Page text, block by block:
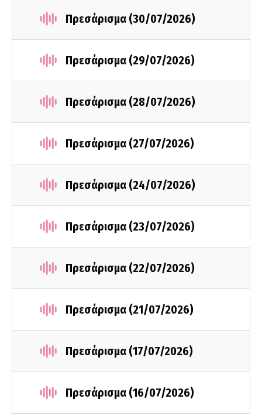
Πρεσάρισμα (30/07/2026)
Πρεσάρισμα (29/07/2026)
Πρεσάρισμα (28/07/2026)
Πρεσάρισμα (27/07/2026)
Πρεσάρισμα (24/07/2026)
Πρεσάρισμα (23/07/2026)
Πρεσάρισμα (22/07/2026)
Πρεσάρισμα (21/07/2026)
Πρεσάρισμα (17/07/2026)
Πρεσάρισμα (16/07/2026)